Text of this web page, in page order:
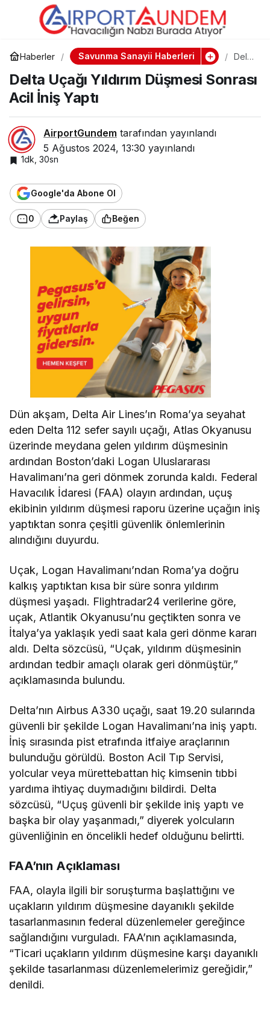
Haberler Savunma Sanayii Haberleri
Delta
ı
Yıldırı
mesi
Delta Uçağı Yıldırım Düşmesi Sonrası
Acil İniş Yaptı
AirportGundem tarafından yayınlandı
5 Ağustos 2024, 13:30 yayınlandı
1dk, 30sn
Google'da Abone Ol
0 Paylaş Beğen
Dün akşam, Delta Air Lines’ın Roma’ya seyahat
eden Delta 112 sefer sayılı uçağı, Atlas Okyanusu
üzerinde meydana gelen yıldırım düşmesinin
ardından Boston’daki Logan Uluslararası
Havalimanı’na geri dönmek zorunda kaldı. Federal
Havacılık İdaresi (FAA) olayın ardından, uçuş
ekibinin yıldırım düşmesi raporu üzerine uçağın iniş
yaptıktan sonra çeşitli güvenlik önlemlerinin
alındığını duyurdu.
Uçak, Logan Havalimanı’ndan Roma’ya doğru
kalkış yaptıktan kısa bir süre sonra yıldırım
düşmesi yaşadı. Flightradar24 verilerine göre,
uçak, Atlantik Okyanusu’nu geçtikten sonra ve
İtalya’ya yaklaşık yedi saat kala geri dönme kararı
aldı. Delta sözcüsü, “Uçak, yıldırım düşmesinin
ardından tedbir amaçlı olarak geri dönmüştür,”
açıklamasında bulundu.
Delta’nın Airbus A330 uçağı, saat 19.20 sularında
güvenli bir şekilde Logan Havalimanı’na iniş yaptı.
İniş sırasında pist etrafında itfaiye araçlarının
bulunduğu görüldü. Boston Acil Tıp Servisi,
yolcular veya mürettebattan hiç kimsenin tıbbi
yardıma ihtiyaç duymadığını bildirdi. Delta
sözcüsü, “Uçuş güvenli bir şekilde iniş yaptı ve
başka bir olay yaşanmadı,” diyerek yolcuların
güvenliğinin en öncelikli hedef olduğunu belirtti.
FAA’nın Açıklaması
FAA, olayla ilgili bir soruşturma başlattığını ve
uçakların yıldırım düşmesine dayanıklı şekilde
tasarlanmasının federal düzenlemeler gereğince
sağlandığını vurguladı. FAA’nın açıklamasında,
“Ticari uçakların yıldırım düşmesine karşı dayanıklı
şekilde tasarlanması düzenlemelerimiz gereğidir,”
denildi.
American Airlines
Uçağında Bit Krizi! Uçak
Acil İniş Yaptı
0